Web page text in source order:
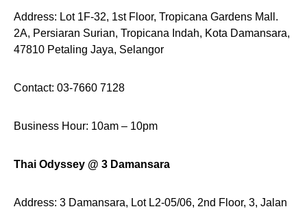
Address: Lot 1F-32, 1st Floor, Tropicana Gardens Mall.
2A, Persiaran Surian, Tropicana Indah, Kota Damansara,
47810 Petaling Jaya, Selangor
Contact: 03-7660 7128
Business Hour: 10am – 10pm
Thai Odyssey @ 3 Damansara
Address: 3 Damansara, Lot L2-05/06, 2nd Floor, 3, Jalan